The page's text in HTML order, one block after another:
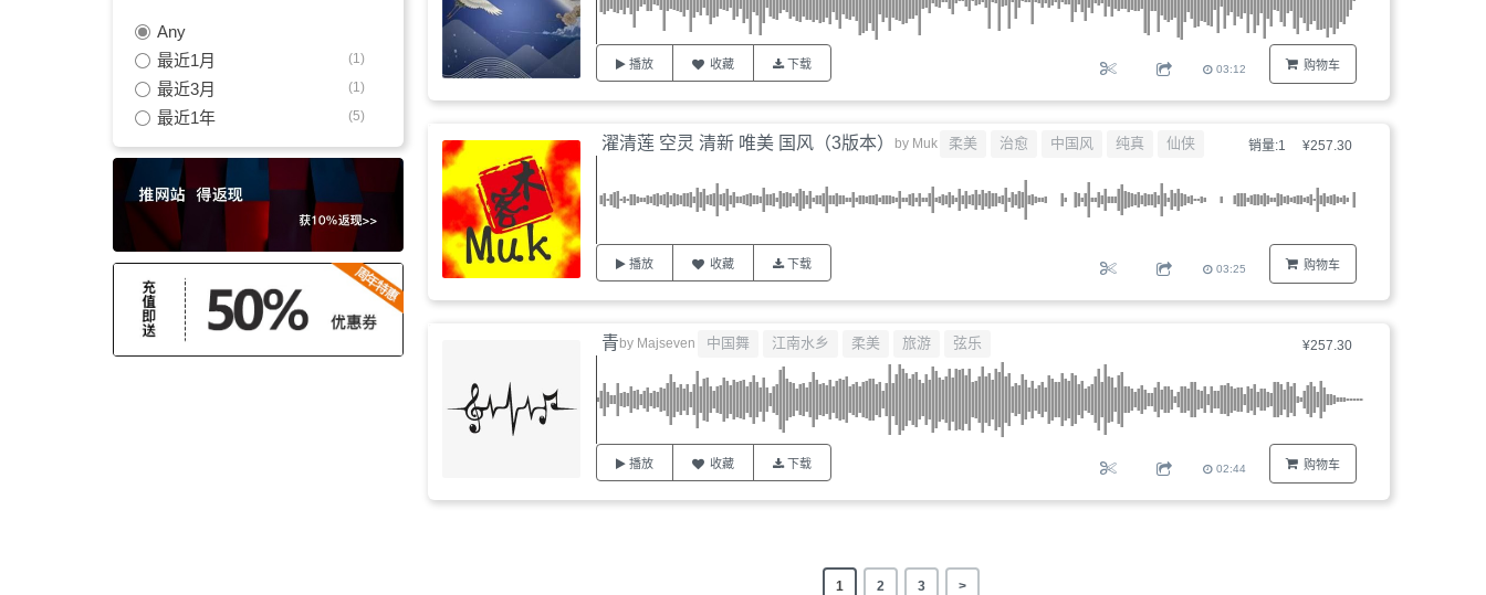
中国风
梦幻 (3)
煽情 (3)
情感 (3)
游戏 (3)
古筝 (3)
纯真 (3)
悠闲 (3)
Any
最近1月
(1)
最近3月 (1)
最近1年 (5)
购物车
播放 收藏 下载 03:12
销量:1 ¥257.30
购物车
濯清莲 空灵 清新 唯美 国风（3版本） by Muk 柔美 治愈 中国风 纯真 仙侠
播放 收藏 下载 03:25
¥257.30
购物车
青by Majseven 中国舞 江南水乡 柔美 旅游 弦乐
播放 收藏 下载 02:44
1 2 3 >